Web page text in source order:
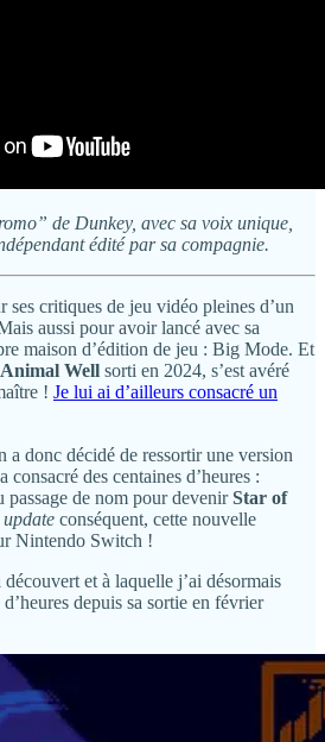
de Dunkey, avec sa voix unique,
édité par sa compagnie.
critiques de jeu vidéo pleines d’un
aussi pour avoir lancé avec sa
maison d’édition de jeu : Big Mode. Et
Animal Well sorti en 2024, s’est avéré
! Je lui ai d’ailleurs consacré un
a donc décidé de ressortir une version
des centaines d’heures :
passage de nom pour devenirStar of
update conséquent, cette nouvelle
Nintendo Switch !
découvert et à laquelle j’ai désormais
depuis sa sortie en février